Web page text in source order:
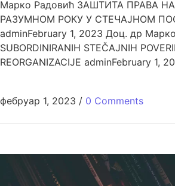
Марко Радовић ЗАШТИТА ПРАВА
РАЗУМНОМ РОКУ У СТЕЧАЈНОМ
adminFebruary 1, 2023 Доц. др
SUBORDINIRANIH STEČAJNIH
REORGANIZACIJE adminFebruary 1,
фебруар 1, 2023 / 0 Comments